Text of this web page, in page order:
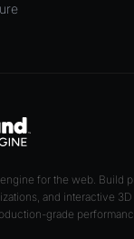
for the web. Build
and interactive 3D
grade